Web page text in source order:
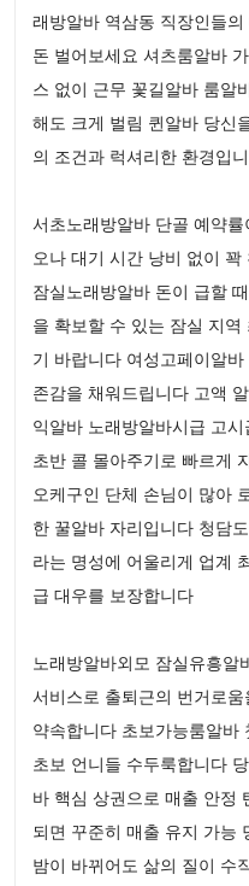
래방알바 역삼동 직장인들
돈 벌어보세요 셔츠룸알바
스 없이 근무 꽃길알바 룸알
해도 크게 벌림 퀸알바 당신
의 조건과 럭셔리한 환경입
서초노래방알바 단골 예약
오나 대기 시간 낭비 없이
잠실노래방알바 돈이 급할
을 확보할 수 있는 잠실 지
기 바랍니다 여성고페이알
존감을 채워드립니다 고액
익알바 노래방알바시급 고
초반 콜 몰아주기로 빠르게
오케구인 단체 손님이 많아
한 꿀알바 자리입니다 청담
라는 명성에 어울리게 업계
급 대우를 보장합니다
노래방알바외모 잠실유흥알
서비스로 출퇴근의 번거로
약속합니다 초보가능룸알바
초보 언니들 수두룩합니다
바 핵심 상권으로 매출 안정
되면 꾸준히 매출 유지 가능
밤이 바뀌어도 삶의 질이 수